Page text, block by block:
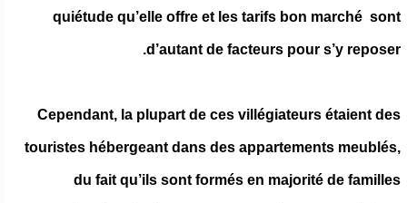
quiétude qu’elle offre et les tarifs bon marché sont
d’autant de facteurs pour s’y reposer.
Cependant, la plupart de ces villégiateurs étaient des
touristes hébergeant dans des appartements meublés,
du fait qu’ils sont formés en majorité de familles